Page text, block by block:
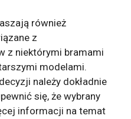
również
z
z niektórymi bramami
modelami.
należy dokładnie
się, że wybrany
informacji na temat